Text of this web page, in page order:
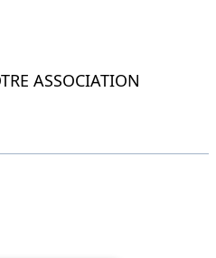
ASSOCIATION